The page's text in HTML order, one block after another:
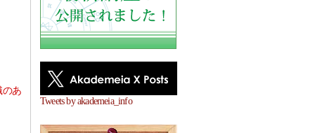
Tweets by akademeia_info
のあ